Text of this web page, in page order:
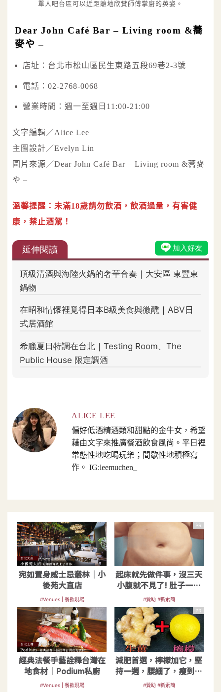
單人吧台區可以近距離地欣賞師傅掌廚的英姿。
Dear John Café Bar – Living room &蕎
麥や –
店址：台北市松山區民生東路五段69巷2-3號
電話：02-2768-0068
營業時間：週一至週日11:00-21:00
文字編輯／Alice Lee
主圖設計／Evelyn Lin
圖片來源／Dear John Café Bar – Living room &蕎麥
や –
溫馨提醒：未滿18歲請勿飲酒，飲酒過量，有害健
康，禁止酒駕！
ALICE LEE
偏好低酒精酒類和甜點的金牛女，希望
藉由文字來推廣餐酒飲食風尚。平日裡
常態性地吃喝玩樂；間歇性地積極寫
作。 IG:leemuchen_
宛如置身威士忌叢林｜小
後苑大直店
#Venues | 餐飲現場
PR
起床就先做件事，沒三天
小腹就不見了! 肚子一天
天變小！
#贊助 #新素簡
經典法餐手藝詮釋台灣在
地食材｜Podium私廚
#Venues | 餐飲現場
PR
減肥首選，檸檬加它，堅
持一週，腰細了，瘦到你
懷疑人生
#贊助 #新素簡